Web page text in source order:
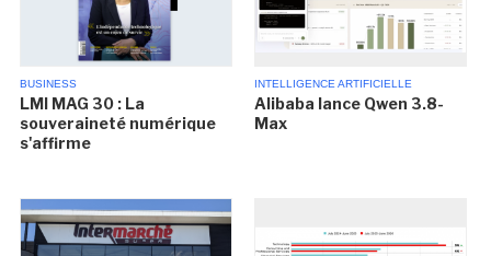
BUSINESS
LMI MAG 30 : La
souveraineté numérique
s'affirme
INTELLIGENCE ARTIFICIELLE
Alibaba lance Qwen 3.8-
Max